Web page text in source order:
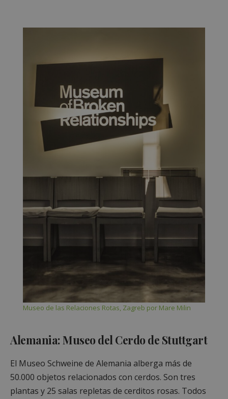
Museo de las Relaciones Rotas, Zagreb por Mare Milin
Alemania: Museo del Cerdo de Stuttgart
El Museo Schweine de Alemania alberga más de
50.000 objetos relacionados con cerdos. Son tres
plantas y 25 salas repletas de cerditos rosas. Todos